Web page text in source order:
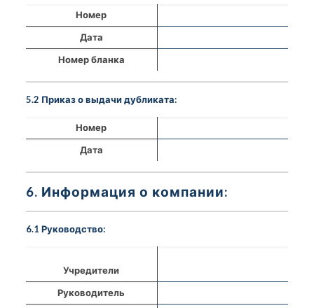
Номер
Дата
Номер бланка
5.2 Приказ о выдачи дубликата:
Номер
Дата
6. Информация о компании:
6.1 Руководство:
Учредители
Руководитель